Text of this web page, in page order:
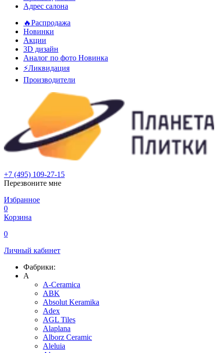
Адрес салона
🔥Распродажа
Новинки
Акции
3D дизайн
Аналог по фото Новинка
⚡Ликвидация
Производители
+7 (495) 109-27-15
Перезвоните мне
Избранное
0
Корзина
0
Личный кабинет
Фабрики:
A
A-Ceramica
ABK
Absolut Keramika
Adex
AGL Tiles
Alaplana
Alborz Ceramic
Aleluia